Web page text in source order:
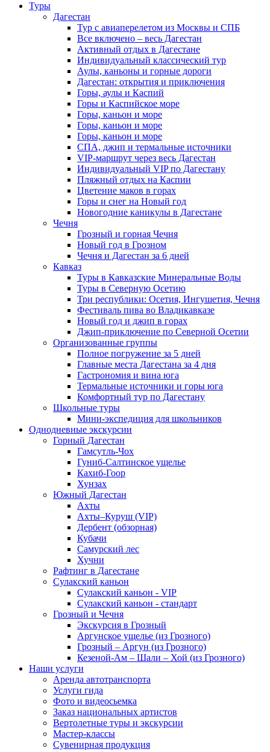
Туры
Дагестан
Тур с авиаперелетом из Москвы и СПБ
Все включено – весь Дагестан
Активный отдых в Дагестане
Индивидуальный классический тур
Аулы, каньоны и горные дороги
Дагестан: открытия и приключения
Горы, аулы и Каспий
Горы и Каспийское море
Горы, каньон и море
Горы, каньон и море
Горы, каньон и море
СПА, джип и термальные источники
VIP-маршрут через весь Дагестан
Индивидуальный VIP по Дагестану
Пляжный отдых на Каспии
Цветение маков в горах
Горы и снег на Новый год
Новогодние каникулы в Дагестане
Чечня
Грозный и горная Чечня
Новый год в Грозном
Чечня и Дагестан за 6 дней
Кавказ
Туры в Кавказские Минеральные Воды
Туры в Северную Осетию
Три республики: Осетия, Ингушетия, Чечня
Фестиваль пива во Владикавказе
Новый год и джип в горах
Джип-приключение по Северной Осетии
Организованные группы
Полное погружение за 5 дней
Главные места Дагестана за 4 дня
Гастрономия и вина юга
Термальные источники и горы юга
Комфортный тур по Дагестану
Школьные туры
Мини-экспедиция для школьников
Однодневные экскурсии
Горный Дагестан
Гамсутль-Чох
Гуниб-Салтинское ущелье
Кахиб-Гоор
Хунзах
Южный Дагестан
Ахты
Ахты–Куруш (VIP)
Дербент (обзорная)
Кубачи
Самурский лес
Хучни
Рафтинг в Дагестане
Сулакский каньон
Сулакский каньон - VIP
Сулакский каньон - стандарт
Грозный и Чечня
Экскурсия в Грозный
Аргунское ущелье (из Грозного)
Грозный – Аргун (из Грозного)
Кезеной-Ам – Шали – Хой (из Грозного)
Наши услуги
Аренда автотранспорта
Услуги гида
Фото и видеосьемка
Заказ национальных артистов
Вертолетные туры и экскурсии
Мастер-классы
Сувенирная продукция